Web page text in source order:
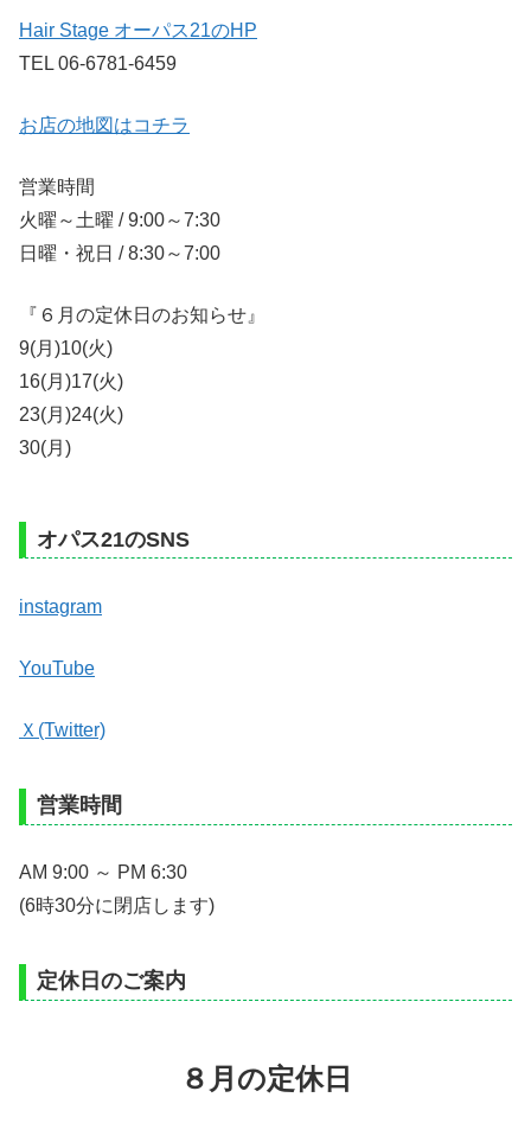
Hair Stage オーパス21のHP
TEL 06-6781-6459
お店の地図はコチラ
営業時間
火曜～土曜 / 9:00～7:30
日曜・祝日 / 8:30～7:00
『６月の定休日のお知らせ』
9(月)10(火)
16(月)17(火)
23(月)24(火)
30(月)
オパス21のSNS
instagram
YouTube
Ｘ(Twitter)
営業時間
AM 9:00 ～ PM 6:30
(6時30分に閉店します)
定休日のご案内
８月の定休日